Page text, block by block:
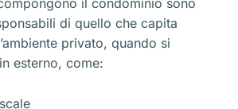
di quello che capita
privato, quando si
esterno, come: